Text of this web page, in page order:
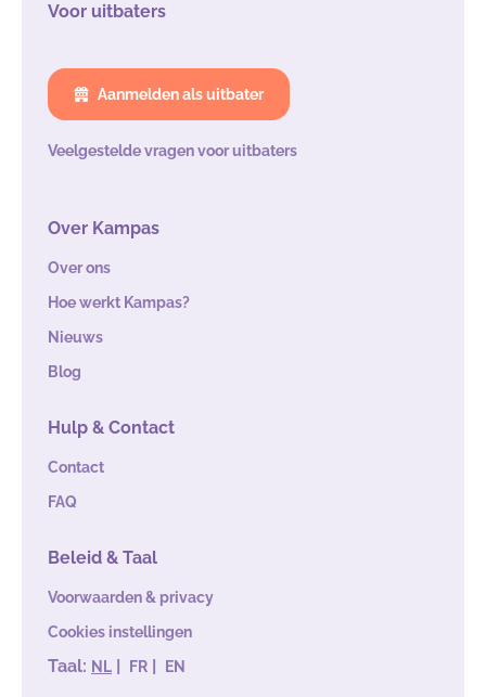
Voor uitbaters
Aanmelden als uitbater
Veelgestelde vragen voor uitbaters
Over Kampas
Over ons
Hoe werkt Kampas?
Nieuws
Blog
Hulp & Contact
Contact
FAQ
Beleid & Taal
Voorwaarden & privacy
Cookies instellingen
Taal: NL | FR | EN